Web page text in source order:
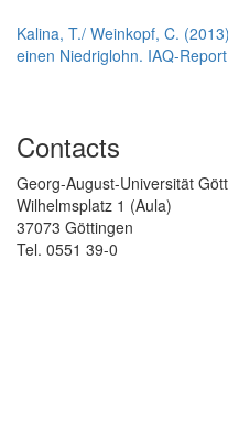
Kalina, T./ Weinkopf, C.
einen Niedriglohn. IAQ-
Contacts
Georg-August-Universität
Wilhelmsplatz 1 (Aula)
37073 Göttingen
Tel. 0551 39-0